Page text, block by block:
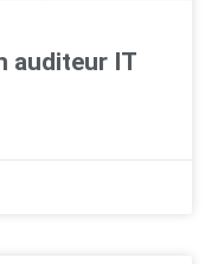
auditeur IT